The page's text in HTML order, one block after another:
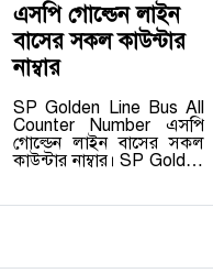
এসপি গোল্ডেন লাইন
বাসের সকল কাউন্টার
নাম্বার
SP Golden Line Bus All
Counter Number এসপি
গোল্ডেন লাইন বাসের সকল
কাউন্টার নাম্বার। SP Golden